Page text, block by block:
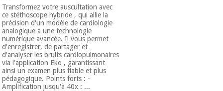
Transformez votre auscultation avec
ce stéthoscope hybride , qui allie la
précision d'un modèle de cardiologie
analogique à une technologie
numérique avancée. Il vous permet
d'enregistrer, de partager et
d'analyser les bruits cardiopulmonaires
via l'application Eko , garantissant
ainsi un examen plus fiable et plus
pédagogique. Points forts : -
Amplification jusqu'à 40x : ...